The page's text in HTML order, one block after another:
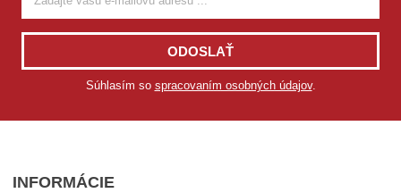
ODOSLAŤ
Súhlasím so spracovaním osobných údajov.
INFORMÁCIE